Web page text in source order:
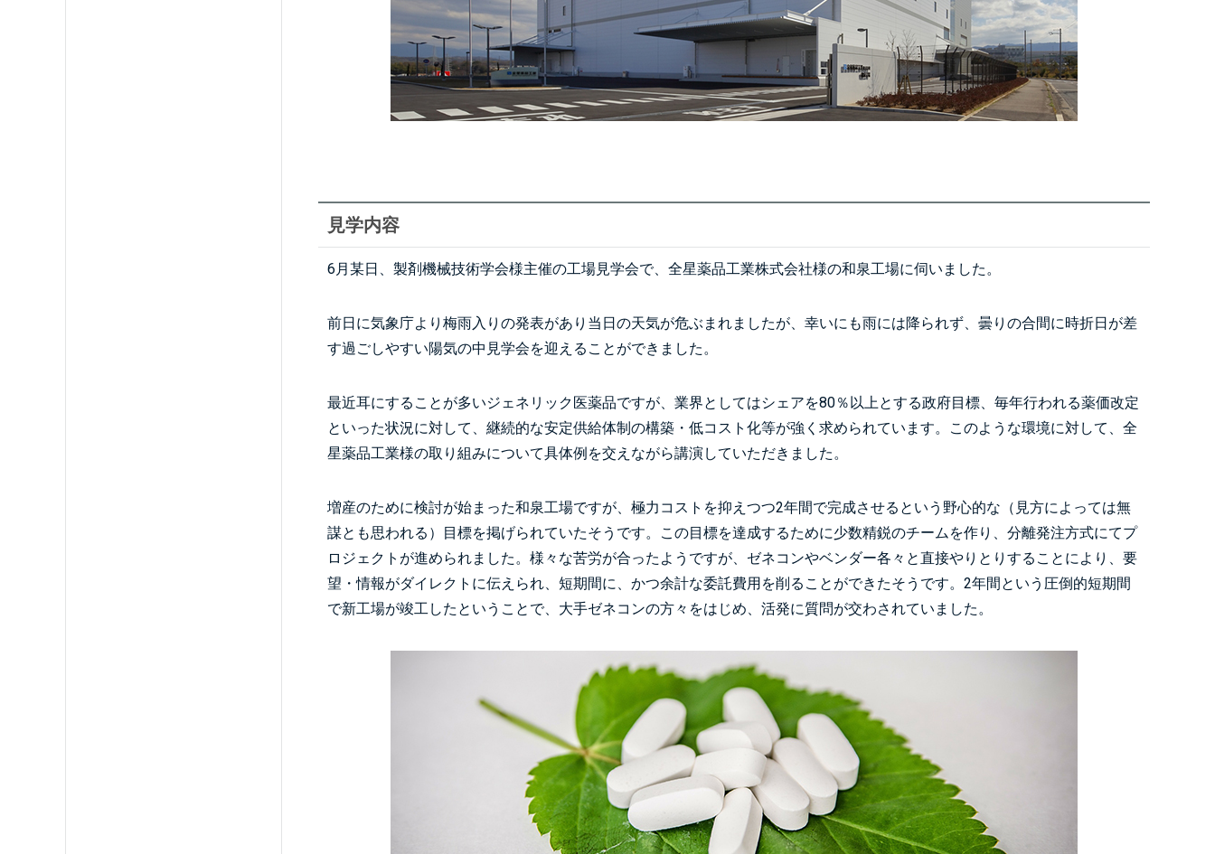
見学内容
6月某日、製剤機械技術学会様主催の工場見学会で、全星薬品工業株式会社様の和泉工場に伺いました。
前日に気象庁より梅雨入りの発表があり当日の天気が危ぶまれましたが、幸いにも雨には降られず、曇りの合間に時折日が差
す過ごしやすい陽気の中見学会を迎えることができました。
最近耳にすることが多いジェネリック医薬品ですが、業界としてはシェアを80％以上とする政府目標、毎年行われる薬価改定
といった状況に対して、継続的な安定供給体制の構築・低コスト化等が強く求められています。このような環境に対して、全
星薬品工業様の取り組みについて具体例を交えながら講演していただきました。
増産のために検討が始まった和泉工場ですが、極力コストを抑えつつ2年間で完成させるという野心的な（見方によっては無
謀とも思われる）目標を掲げられていたそうです。この目標を達成するために少数精鋭のチームを作り、分離発注方式にてプ
ロジェクトが進められました。様々な苦労が合ったようですが、ゼネコンやベンダー各々と直接やりとりすることにより、要
望・情報がダイレクトに伝えられ、短期間に、かつ余計な委託費用を削ることができたそうです。2年間という圧倒的短期間
で新工場が竣工したということで、大手ゼネコンの方々をはじめ、活発に質問が交わされていました。